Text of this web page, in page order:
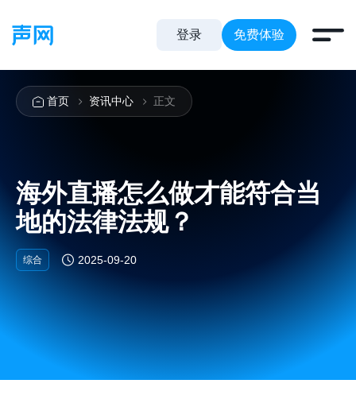
登录 免费体验
首页 资讯中心 正文
海外直播怎么做才能符合当
地的法律法规？
综合 2025-09-20